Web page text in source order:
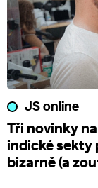
JS online
Tři novinky
indické sekty
bizarně (a